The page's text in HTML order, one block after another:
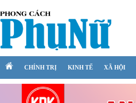
CHÍNH TRỊ KINH TẾ XÃ HỘI